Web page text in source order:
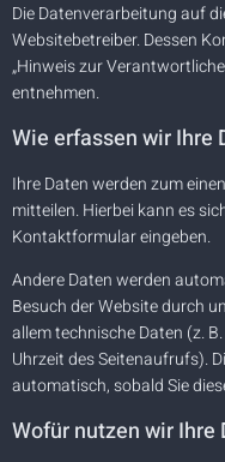
Die Datenverarbeitung auf
Websitebetreiber. Dessen
„Hinweis zur
entnehmen.
Wie erfassen wir Ihre
Ihre Daten werden zum
mitteilen. Hierbei kann es
Kontaktformular eingeben.
Andere Daten werden
Besuch der Website durch
allem technische Daten (z.
Uhrzeit des Seitenaufrufs).
automatisch, sobald Sie
Wofür nutzen wir Ihre